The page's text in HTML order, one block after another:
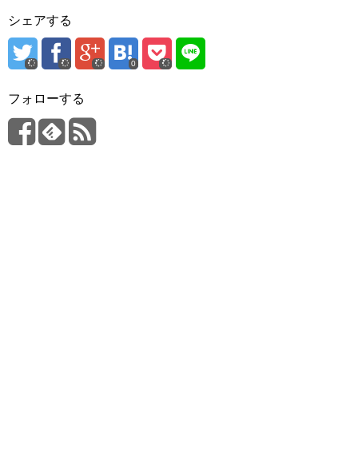
シェアする
0
フォローする